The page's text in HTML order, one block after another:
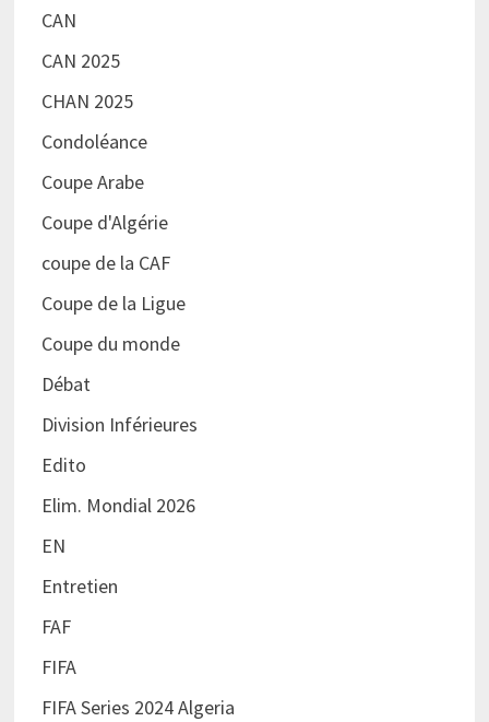
CAN
CAN 2025
CHAN 2025
Condoléance
Coupe Arabe
Coupe d'Algérie
coupe de la CAF
Coupe de la Ligue
Coupe du monde
Débat
Division Inférieures
Edito
Elim. Mondial 2026
EN
Entretien
FAF
FIFA
FIFA Series 2024 Algeria